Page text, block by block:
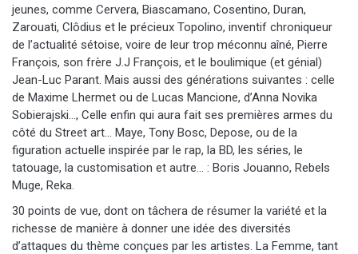
jeunes, comme Cervera, Biascamano, Cosentino, Duran,
Zarouati, Clôdius et le précieux Topolino, inventif chroniqueur
de l’actualité sétoise, voire de leur trop méconnu aîné, Pierre
François, son frère J.J François, et le boulimique (et génial)
Jean-Luc Parant. Mais aussi des générations suivantes : celle
de Maxime Lhermet ou de Lucas Mancione, d’Anna Novika
Sobierajski…, Celle enfin qui aura fait ses premières armes du
côté du Street art… Maye, Tony Bosc, Depose, ou de la
figuration actuelle inspirée par le rap, la BD, les séries, le
tatouage, la customisation et autre… : Boris Jouanno, Rebels
Muge, Reka.
30 points de vue, dont on tâchera de résumer la variété et la
richesse de manière à donner une idée des diversités
d’attaques du thème conçues par les artistes. La Femme, tant